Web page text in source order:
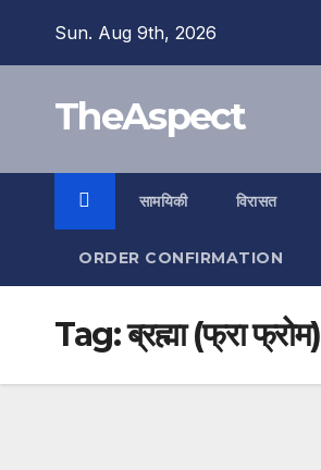
Sun. Aug 9th, 2026
TheAspect
सामयिकी विरासत
ORDER CONFIRMATION
Tag:ब्रह्मा (फ्रा फ्रोम)